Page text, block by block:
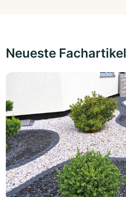
Neueste Fachartikel